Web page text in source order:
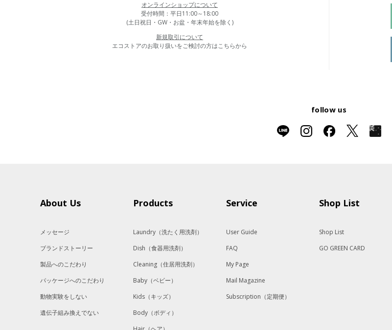
オンラインショップについて
受付時間：平日11:00～18:00
(土日祝日・GW・お盆・年末年始を除く)
新規取引について
エコストアのお取り扱いをご検討の方はこちらから
follow us
About Us
メッセージ
ブランドストーリー
製品へのこだわり
パッケージへのこだわり
動物実験をしない
遺伝子組み換えでない
Products
Laundry （洗たく用洗剤）
Dish （食器用洗剤）
Cleaning （住居用洗剤）
Baby （ベビー）
Kids （キッズ）
Body （ボディ）
Service
User Guide
FAQ
My Page
Mail Magazine
Subscription（定期便）
Shop List
Shop List
GO GREEN CARD